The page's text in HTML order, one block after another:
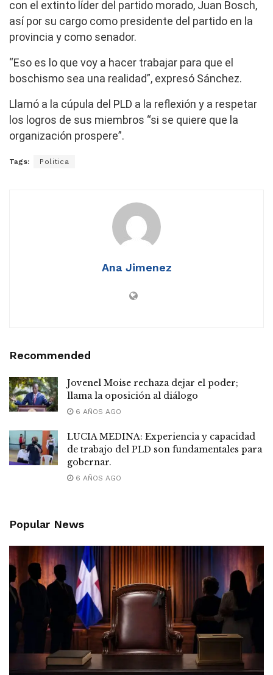
con el extinto líder del partido morado, Juan Bosch,
así por su cargo como presidente del partido en la
provincia y como senador.
“Eso es lo que voy a hacer trabajar para que el
boschismo sea una realidad”, expresó Sánchez.
Llamó a la cúpula del PLD a la reflexión y a respetar
los logros de sus miembros “si se quiere que la
organización prospere”.
Tags: Politica
Ana Jimenez
Recommended
Jovenel Moise rechaza dejar el poder;
llama la oposición al diálogo
6 AÑOS AGO
LUCIA MEDINA: Experiencia y capacidad
de trabajo del PLD son fundamentales para
gobernar.
6 AÑOS AGO
Popular News